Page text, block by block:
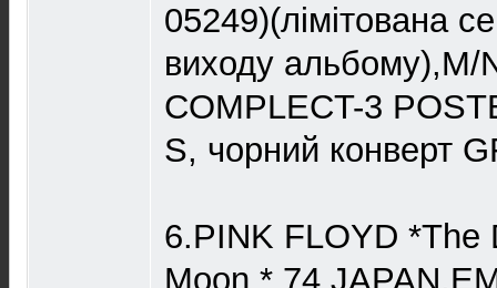
05249)(лімітована
виходу альбому),M/
COMPLECT-3
S, чорний конверт
6.PINK FLOYD *The
Moon * 74